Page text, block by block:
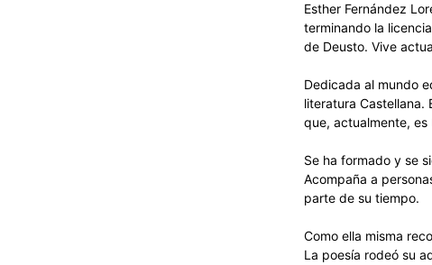
Esther Fernández
terminando la
de Deusto. Vive
Dedicada al mundo
literatura Castellana.
que, actualmente, es
Se ha formado y se
Acompaña a
parte de su tiempo.
Como ella misma
La poesía rodeó su